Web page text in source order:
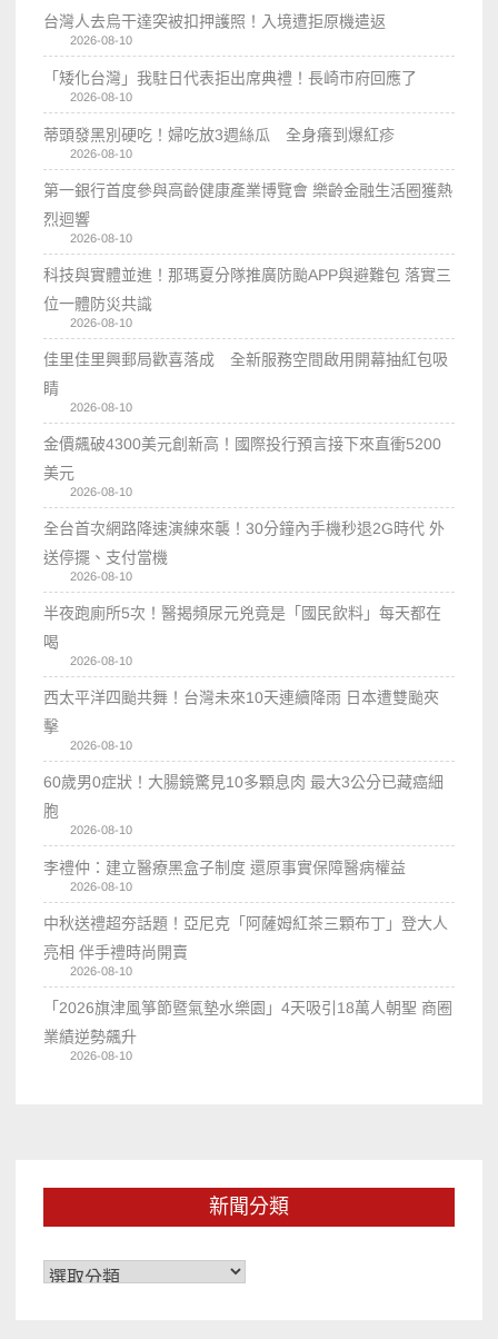
台灣人去烏干達突被扣押護照！入境遭拒原機遣返
2026-08-10
「矮化台灣」我駐日代表拒出席典禮！長崎市府回應了
2026-08-10
蒂頭發黑別硬吃！婦吃放3週絲瓜 全身癢到爆紅疹
2026-08-10
第一銀行首度參與高齡健康產業博覽會 樂齡金融生活圈獲熱
烈迴響
2026-08-10
科技與實體並進！那瑪夏分隊推廣防颱APP與避難包 落實三
位一體防災共識
2026-08-10
佳里佳里興郵局歡喜落成 全新服務空間啟用開幕抽紅包吸
睛
2026-08-10
金價飆破4300美元創新高！國際投行預言接下來直衝5200
美元
2026-08-10
全台首次網路降速演練來襲！30分鐘內手機秒退2G時代 外
送停擺、支付當機
2026-08-10
半夜跑廁所5次！醫揭頻尿元兇竟是「國民飲料」每天都在
喝
2026-08-10
西太平洋四颱共舞！台灣未來10天連續降雨 日本遭雙颱夾
擊
2026-08-10
60歲男0症狀！大腸鏡驚見10多顆息肉 最大3公分已藏癌細
胞
2026-08-10
李禮仲：建立醫療黑盒子制度 還原事實保障醫病權益
2026-08-10
中秋送禮超夯話題！亞尼克「阿薩姆紅茶三顆布丁」登大人
亮相 伴手禮時尚開賣
2026-08-10
「2026旗津風箏節暨氣墊水樂園」4天吸引18萬人朝聖 商圈
業績逆勢飆升
2026-08-10
新聞分類
新